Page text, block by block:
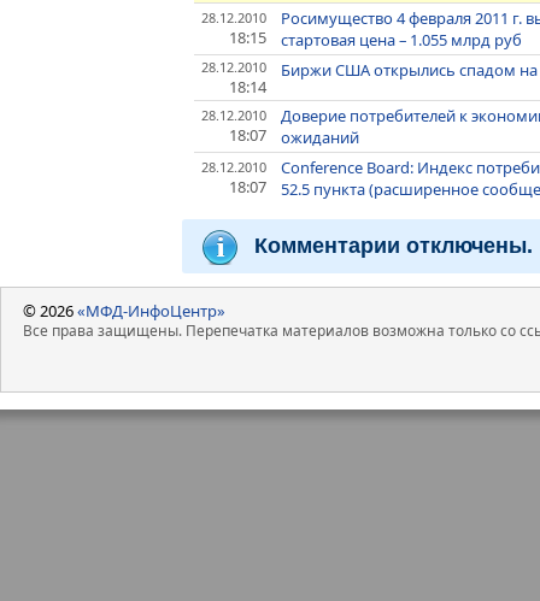
28.12.2010
18:15
Росимущество 4 февраля 2011 г.
стартовая цена – 1.055 млрд руб
28.12.2010
18:14
Биржи США открылись спадом на
28.12.2010
18:07
Доверие потребителей к
ожиданий
28.12.2010
18:07
Conference Board: Индекс
52.5 пункта (расширенное
Комментарии отключены.
© 2026«МФД-ИнфоЦентр»
Все права защищены. Перепечатка материалов возможна только со